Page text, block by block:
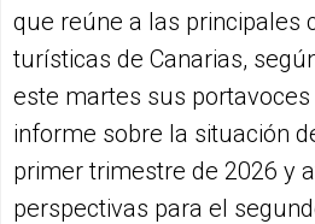
que reúne a las principales
turísticas de Canarias,
este martes sus
informe sobre la situación
primer trimestre de 2026 y
perspectivas para el